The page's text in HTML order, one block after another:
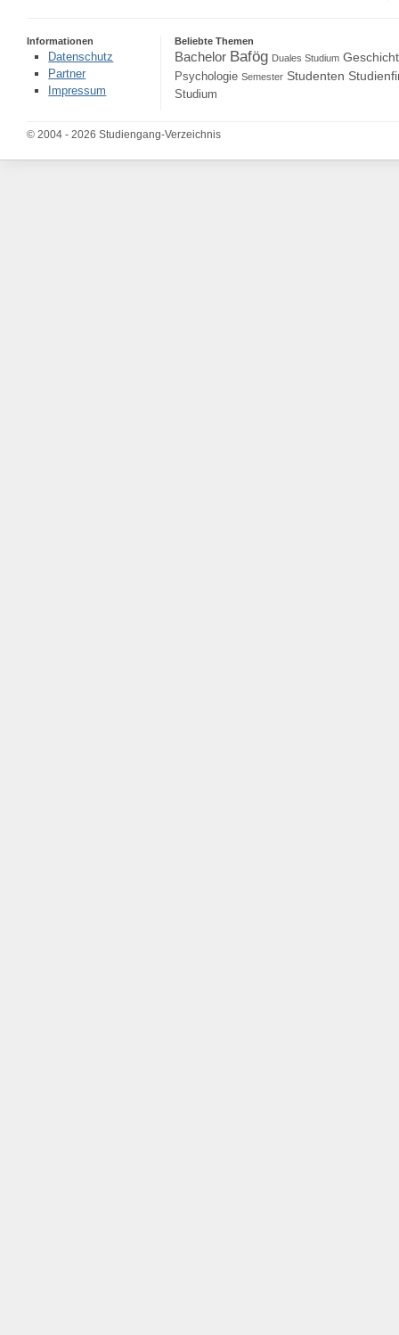
Informationen
Datenschutz
Partner
Impressum
Beliebte Themen
Bachelor Bafög Duales Studium
Psychologie Semester Studenten
Studium
© 2004 - 2026 Studiengang-Verzeichnis